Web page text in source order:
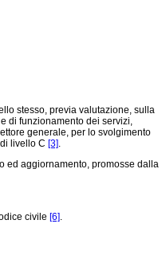
stesso, previa valutazione, sulla
di funzionamento dei servizi,
generale, per lo svolgimento
livello C [3].
ed aggiornamento, promosse dalla
civile [6].